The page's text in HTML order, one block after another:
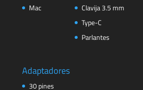
Mac
Clavija 3.5 mm
Type-C
Parlantes
Adaptadores
30 pines